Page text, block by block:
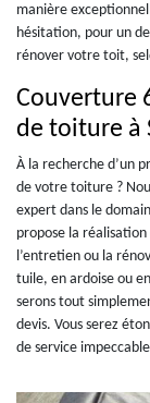
manière
hésitation, pour un
rénover votre toit,
Couverture
de toiture à
À la recherche d’un
de votre toiture ?
expert dans le
propose la
l’entretien ou la
tuile, en ardoise ou
serons tout
devis. Vous serez
de service